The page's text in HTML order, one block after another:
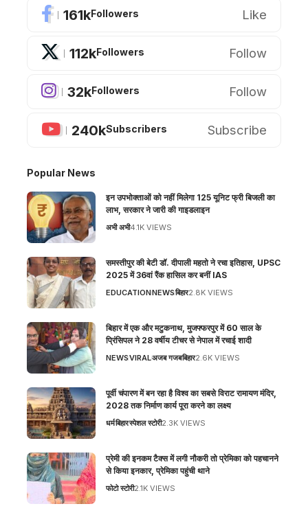
161kFollowers Like
112kFollowers Follow
32kFollowers Follow
240kSubscribers Subscribe
Popular News
इन उपभोक्ताओं को नहीं मिलेगा 125 यूनिट फ्री बिजली का
लाभ, सरकार ने जारी की गाइडलाइन
अभी अभी4.1K VIEWS
समस्तीपुर की बेटी डॉ. दीपाली महतो ने रचा इतिहास, UPSC
2025 में 36वां रैंक हासिल कर बनीं IAS
EDUCATIONNEWSबिहार2.8K VIEWS
बिहार में एक और मटुकनाथ, मुजफ्फरपुर में 60 साल के
प्रिंसिपल ने 28 वर्षीय टीचर से नेपाल में रचाई शादी
NEWSVIRALअजब गजबबिहार2.6K VIEWS
पूर्वी चंपारण में बन रहा है विश्व का सबसे विराट रामायण मंदिर,
2028 तक निर्माण कार्य पूरा करने का लक्ष्य
धर्मबिहारस्पेशल स्टोरी2.3K VIEWS
प्रेमी की इनकम टैक्स में लगी नौकरी तो प्रेमिका को पहचानने
से किया इनकार, प्रेमिका पहुंची थाने
फोटो स्टोरी2.1K VIEWS